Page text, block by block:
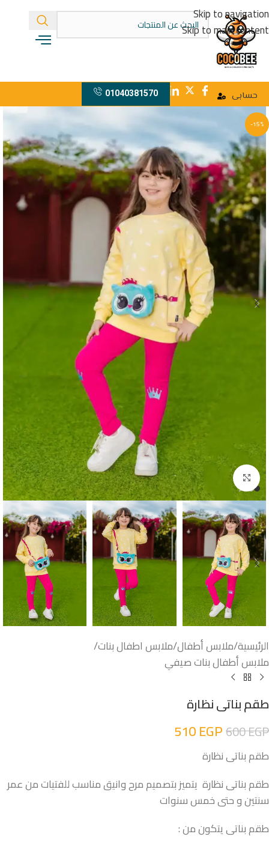
Skip to navigation
Skip to main content
حسابى 01040381570
-15%
اضغط للتكبير
الرئيسية/ملابس أطفال/ملابس اطفال بنات/
ملابس أطفال بنات صيفي
طقم بناتى نظارة
600EGP
510EGP
طقم بناتى نظارة
طقم بناتى نظارة يتميز بتصميم مرح وانيق مناسب للفتيات من عمر
سنتين و حتى خمس سنوات
طقم بناتى يتكون من :